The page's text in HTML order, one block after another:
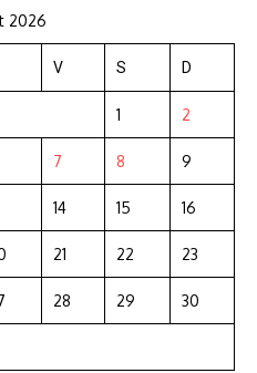
2026
V S D
1 2
7 8 9
14 15 16
21 22 23
28 29 30